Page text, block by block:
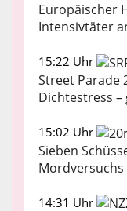
Europäischer
Intensivtäter
15:22 Uhr
Street Parade
Dichtestress –
15:02 Uhr
Sieben
Mordversuchs
14:31 Uhr